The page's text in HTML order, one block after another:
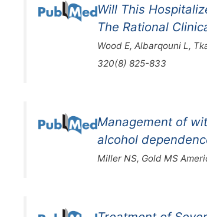
Will This
The Rational
Wood E, Albarqouni L,
320(8) 825-833
Management of
alcohol
Miller NS, Gold MS